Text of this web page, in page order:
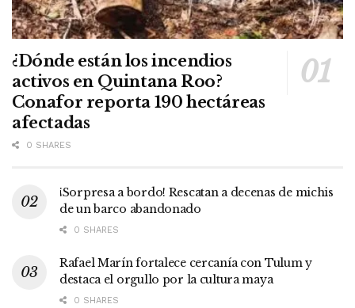
¿Dónde están los incendios
activos en Quintana Roo?
Conafor reporta 190 hectáreas
afectadas
0 SHARES
¡Sorpresa a bordo! Rescatan a decenas de michis
de un barco abandonado
0 SHARES
Rafael Marín fortalece cercanía con Tulum y
destaca el orgullo por la cultura maya
0 SHARES